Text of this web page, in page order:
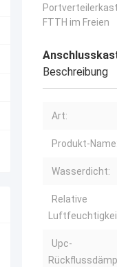
FTTH im Freien
Beschreibung
Art:
Produkt-Name:
Wasserdicht:
Relative
Upc-